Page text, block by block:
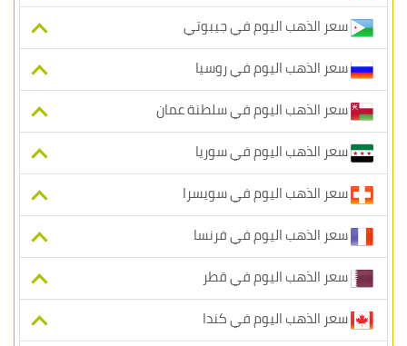
سعر الذهب اليوم في جيبوتي
سعر الذهب اليوم في روسيا
سعر الذهب اليوم في سلطنة عمان
سعر الذهب اليوم في سوريا
سعر الذهب اليوم في سويسرا
سعر الذهب اليوم في فرنسا
سعر الذهب اليوم في قطر
سعر الذهب اليوم في كندا